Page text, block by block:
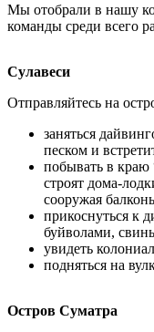
Мы отобрали в нашу
команды среди всего
Сулавеси
Отправляйтесь на
заняться
песком и
побывать в краю
строят дома-
сооружая
прикоснуться к
буйволами,
увидеть
подняться на
Остров Суматра